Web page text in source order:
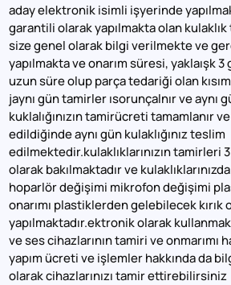
aday elektronik isimli işyerinde
garantili olarak yapılmakta olan
size genel olarak bilgi verilmekte ve
yapılmakta ve onarım süresi, yaklaışk
uzun süre olup parça tedariği olan
jaynı gün tamirler ısorunçalnır ve aynı
kuklalığınızın tamirücreti tamamlanır
edildiğinde aynı gün kulaklığınız teslim
edilmektedir.kulaklıklarınızın tamirleri
olarak bakılmaktadır ve
hoparlör değişimi mikrofon değişimi
onarımı plastiklerden gelebilecek kırık
yapılmaktadır.ektronik olarak
ve ses cihazlarının tamiri ve onmarımı
yapım ücreti ve işlemler hakkında da
olarak cihazlarınızı tamir ettirebilirsiniz